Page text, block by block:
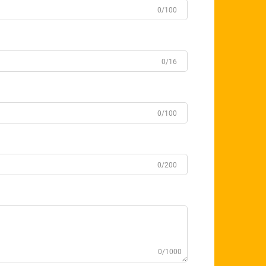
0/100
0/16
0/100
0/200
0/1000